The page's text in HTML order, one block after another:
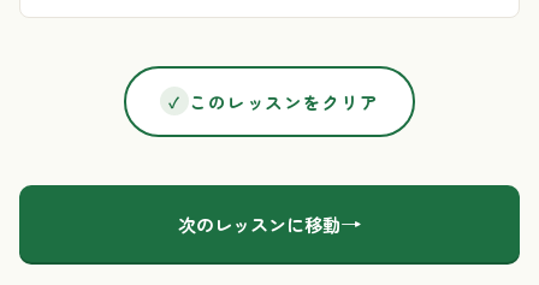
✓ このレッスンをクリア
→